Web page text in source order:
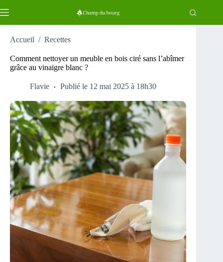
au
Accueil / Recettes
Comment nettoyer un meuble en bois ciré sans l’abîmer
grâce au vinaigre blanc ?
Flavie Publié le 12 mai 2025 à 18h30